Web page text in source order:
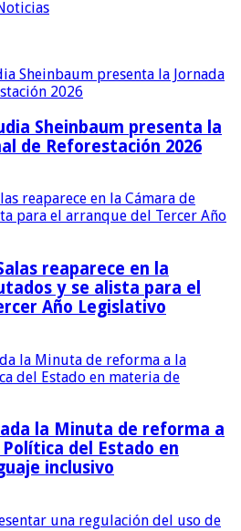
Sheinbaum presenta la
de Reforestación 2026
reaparece en la
y se alista para el
Año Legislativo
la Minuta de reforma a
del Estado en
inclusivo